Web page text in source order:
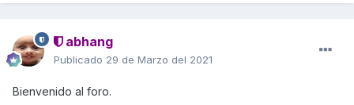
abhang
Publicado 29 de Marzo del 2021
Bienvenido al foro.